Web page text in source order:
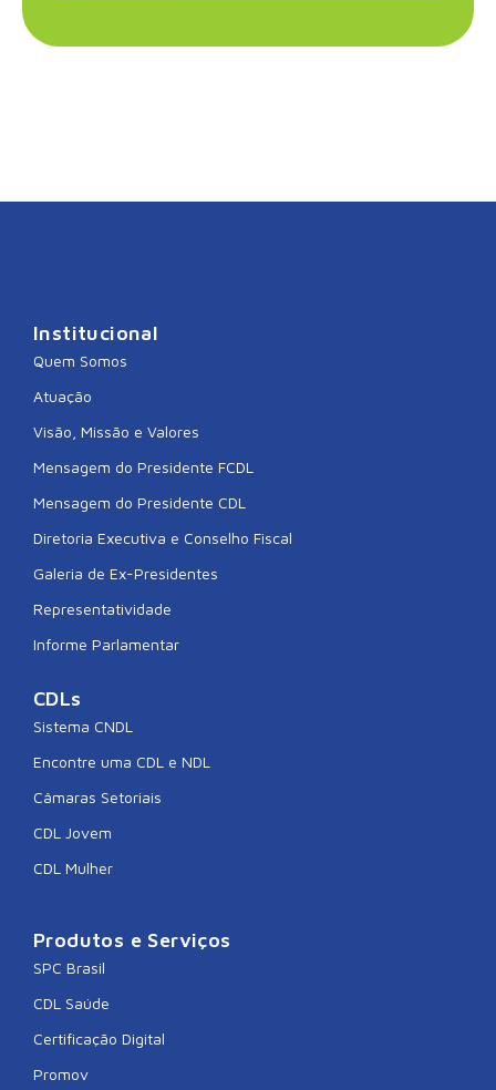
Institucional
Quem Somos
Atuação
Visão, Missão e Valores
Mensagem do Presidente FCDL
Mensagem do Presidente CDL
Diretoria Executiva e Conselho Fiscal
Galeria de Ex-Presidentes
Representatividade
Informe Parlamentar
CDLs
Sistema CNDL
Encontre uma CDL e NDL
Câmaras Setoriais
CDL Jovem
CDL Mulher
Produtos e Serviços
SPC Brasil
CDL Saúde
Certificação Digital
Promov